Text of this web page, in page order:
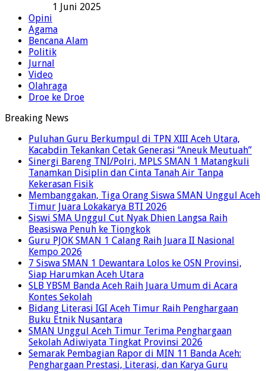
1 Juni 2025
Opini
Agama
Bencana Alam
Politik
Jurnal
Video
Olahraga
Droe ke Droe
Breaking News
Puluhan Guru Berkumpul di TPN XIII Aceh Utara,
Kacabdin Tekankan Cetak Generasi “Aneuk Meutuah”
Sinergi Bareng TNI/Polri, MPLS SMAN 1 Matangkuli
Tanamkan Disiplin dan Cinta Tanah Air Tanpa
Kekerasan Fisik
Membanggakan, Tiga Orang Siswa SMAN Unggul Aceh
Timur Juara Lokakarya BTI 2026
Siswi SMA Unggul Cut Nyak Dhien Langsa Raih
Beasiswa Penuh ke Tiongkok
Guru PJOK SMAN 1 Calang Raih Juara II Nasional
Kempo 2026
7 Siswa SMAN 1 Dewantara Lolos ke OSN Provinsi,
Siap Harumkan Aceh Utara
SLB YBSM Banda Aceh Raih Juara Umum di Acara
Kontes Sekolah
Bidang Literasi IGI Aceh Timur Raih Penghargaan
Buku Etnik Nusantara
SMAN Unggul Aceh Timur Terima Penghargaan
Sekolah Adiwiyata Tingkat Provinsi 2026
Semarak Pembagian Rapor di MIN 11 Banda Aceh:
Penghargaan Prestasi, Literasi, dan Karya Guru